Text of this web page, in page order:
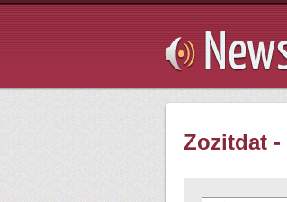
Zozitdat -